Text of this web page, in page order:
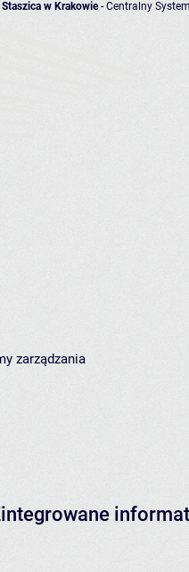
w Krakowie- Centralny
zarządzania